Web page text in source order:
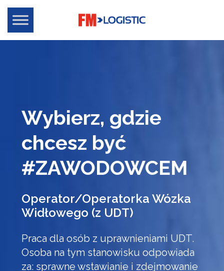
Wybierz, gdzie
chcesz być
#ZAWODOWCEM
Operator/Operatorka Wózka
Widłowego (z UDT)
Praca dla osób z uprawnieniami UDT.
Osoba na tym stanowisku odpowiada
za: sprawne wstawianie i zdejmowanie